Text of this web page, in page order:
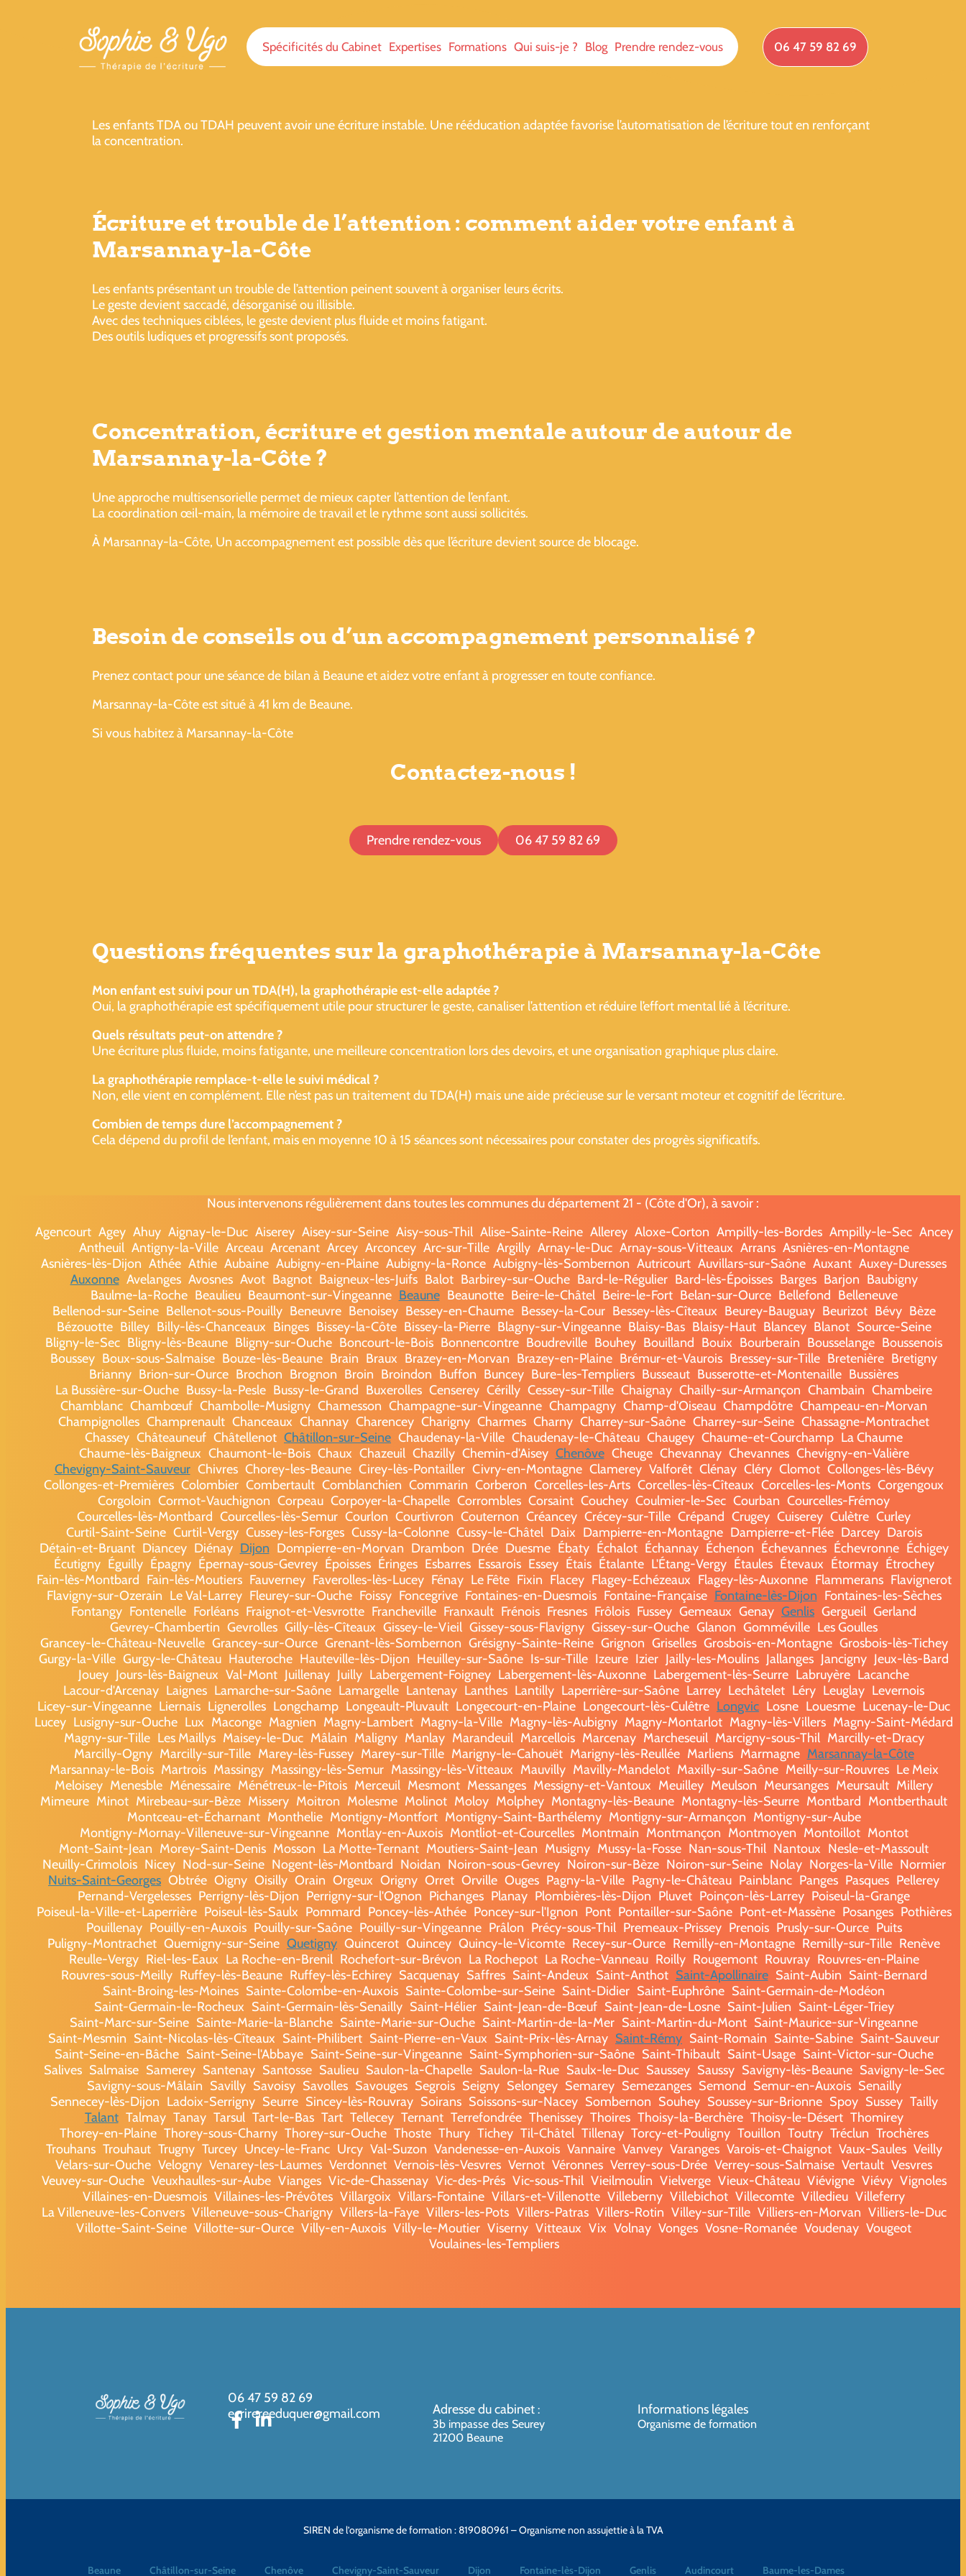
Spécificités du Cabinet Expertises Formations Qui suis-je ? Blog Prendre rendez-vous 06 47 59 82 69
Les enfants TDA ou TDAH peuvent avoir une écriture instable. Une rééducation adaptée favorise l’automatisation de l’écriture tout en renforçant
la concentration.
Écriture et trouble de l’attention : comment aider votre enfant à
Marsannay-la-Côte
Les enfants présentant un trouble de l’attention peinent souvent à organiser leurs écrits.
Le geste devient saccadé, désorganisé ou illisible.
Avec des techniques ciblées, le geste devient plus fluide et moins fatigant.
Des outils ludiques et progressifs sont proposés.
Concentration, écriture et gestion mentale autour de autour de
Marsannay-la-Côte ?
Une approche multisensorielle permet de mieux capter l’attention de l’enfant.
La coordination œil-main, la mémoire de travail et le rythme sont aussi sollicités.
À Marsannay-la-Côte, Un accompagnement est possible dès que l’écriture devient source de blocage.
Besoin de conseils ou d’un accompagnement personnalisé ?
Prenez contact pour une séance de bilan à Beaune et aidez votre enfant à progresser en toute confiance.
Marsannay-la-Côte est situé à 41 km de Beaune.
Si vous habitez à Marsannay-la-Côte
Contactez-nous !
Prendre rendez-vous 06 47 59 82 69
Questions fréquentes sur la graphothérapie à Marsannay-la-Côte
Mon enfant est suivi pour un TDA(H), la graphothérapie est-elle adaptée ?
Oui, la graphothérapie est spécifiquement utile pour structurer le geste, canaliser l’attention et réduire l’effort mental lié à l’écriture.
Quels résultats peut-on attendre ?
Une écriture plus fluide, moins fatigante, une meilleure concentration lors des devoirs, et une organisation graphique plus claire.
La graphothérapie remplace-t-elle le suivi médical ?
Non, elle vient en complément. Elle n’est pas un traitement du TDA(H) mais une aide précieuse sur le versant moteur et cognitif de l’écriture.
Combien de temps dure l’accompagnement ?
Cela dépend du profil de l’enfant, mais en moyenne 10 à 15 séances sont nécessaires pour constater des progrès significatifs.
Nous intervenons régulièrement dans toutes les communes du département 21 - (Côte d'Or), à savoir :
Agencourt Agey Ahuy Aignay-le-Duc Aiserey Aisey-sur-Seine Aisy-sous-Thil Alise-Sainte-Reine Allerey Aloxe-Corton Ampilly-les-Bordes Ampilly-le-Sec Ancey
Antheuil Antigny-la-Ville Arceau Arcenant Arcey Arconcey Arc-sur-Tille Argilly Arnay-le-Duc Arnay-sous-Vitteaux Arrans Asnières-en-Montagne
Asnières-lès-Dijon Athée Athie Aubaine Aubigny-en-Plaine Aubigny-la-Ronce Aubigny-lès-Sombernon Autricourt Auvillars-sur-Saône Auxant Auxey-Duresses
Auxonne Avelanges Avosnes Avot Bagnot Baigneux-les-Juifs Balot Barbirey-sur-Ouche Bard-le-Régulier Bard-lès-Époisses Barges Barjon Baubigny
Baulme-la-Roche Beaulieu Beaumont-sur-Vingeanne Beaune Beaunotte Beire-le-Châtel Beire-le-Fort Belan-sur-Ource Bellefond Belleneuve
Bellenod-sur-Seine Bellenot-sous-Pouilly Beneuvre Benoisey Bessey-en-Chaume Bessey-la-Cour Bessey-lès-Cîteaux Beurey-Bauguay Beurizot Bévy Bèze
Bézouotte Billey Billy-lès-Chanceaux Binges Bissey-la-Côte Bissey-la-Pierre Blagny-sur-Vingeanne Blaisy-Bas Blaisy-Haut Blancey Blanot Source-Seine
Bligny-le-Sec Bligny-lès-Beaune Bligny-sur-Ouche Boncourt-le-Bois Bonnencontre Boudreville Bouhey Bouilland Bouix Bourberain Bousselange Boussenois
Boussey Boux-sous-Salmaise Bouze-lès-Beaune Brain Braux Brazey-en-Morvan Brazey-en-Plaine Brémur-et-Vaurois Bressey-sur-Tille Bretenière Bretigny
Brianny Brion-sur-Ource Brochon Brognon Broin Broindon Buffon Buncey Bure-les-Templiers Busseaut Busserotte-et-Montenaille Bussières
La Bussière-sur-Ouche Bussy-la-Pesle Bussy-le-Grand Buxerolles Censerey Cérilly Cessey-sur-Tille Chaignay Chailly-sur-Armançon Chambain Chambeire
Chamblanc Chambœuf Chambolle-Musigny Chamesson Champagne-sur-Vingeanne Champagny Champ-d'Oiseau Champdôtre Champeau-en-Morvan
Champignolles Champrenault Chanceaux Channay Charencey Charigny Charmes Charny Charrey-sur-Saône Charrey-sur-Seine Chassagne-Montrachet
Chassey Châteauneuf Châtellenot Châtillon-sur-Seine Chaudenay-la-Ville Chaudenay-le-Château Chaugey Chaume-et-Courchamp La Chaume
Chaume-lès-Baigneux Chaumont-le-Bois Chaux Chazeuil Chazilly Chemin-d'Aisey Chenôve Cheuge Chevannay Chevannes Chevigny-en-Valière
Chevigny-Saint-Sauveur Chivres Chorey-les-Beaune Cirey-lès-Pontailler Civry-en-Montagne Clamerey Valforêt Clénay Cléry Clomot Collonges-lès-Bévy
Collonges-et-Premières Colombier Combertault Comblanchien Commarin Corberon Corcelles-les-Arts Corcelles-lès-Cîteaux Corcelles-les-Monts Corgengoux
Corgoloin Cormot-Vauchignon Corpeau Corpoyer-la-Chapelle Corrombles Corsaint Couchey Coulmier-le-Sec Courban Courcelles-Frémoy
Courcelles-lès-Montbard Courcelles-lès-Semur Courlon Courtivron Couternon Créancey Crécey-sur-Tille Crépand Crugey Cuiserey Culètre Curley
Curtil-Saint-Seine Curtil-Vergy Cussey-les-Forges Cussy-la-Colonne Cussy-le-Châtel Daix Dampierre-en-Montagne Dampierre-et-Flée Darcey Darois
Détain-et-Bruant Diancey Diénay Dijon Dompierre-en-Morvan Drambon Drée Duesme Ébaty Échalot Échannay Échenon Échevannes Échevronne Échigey
Écutigny Éguilly Épagny Épernay-sous-Gevrey Époisses Éringes Esbarres Essarois Essey Étais Étalante L'Étang-Vergy Étaules Étevaux Étormay Étrochey
Fain-lès-Montbard Fain-lès-Moutiers Fauverney Faverolles-lès-Lucey Fénay Le Fête Fixin Flacey Flagey-Echézeaux Flagey-lès-Auxonne Flammerans Flavignerot
Flavigny-sur-Ozerain Le Val-Larrey Fleurey-sur-Ouche Foissy Foncegrive Fontaines-en-Duesmois Fontaine-Française Fontaine-lès-Dijon Fontaines-les-Sèches
Fontangy Fontenelle Forléans Fraignot-et-Vesvrotte Francheville Franxault Frénois Fresnes Frôlois Fussey Gemeaux Genay Genlis Gergueil Gerland
Gevrey-Chambertin Gevrolles Gilly-lès-Cîteaux Gissey-le-Vieil Gissey-sous-Flavigny Gissey-sur-Ouche Glanon Gomméville Les Goulles
Grancey-le-Château-Neuvelle Grancey-sur-Ource Grenant-lès-Sombernon Grésigny-Sainte-Reine Grignon Griselles Grosbois-en-Montagne Grosbois-lès-Tichey
Gurgy-la-Ville Gurgy-le-Château Hauteroche Hauteville-lès-Dijon Heuilley-sur-Saône Is-sur-Tille Izeure Izier Jailly-les-Moulins Jallanges Jancigny Jeux-lès-Bard
Jouey Jours-lès-Baigneux Val-Mont Juillenay Juilly Labergement-Foigney Labergement-lès-Auxonne Labergement-lès-Seurre Labruyère Lacanche
Lacour-d'Arcenay Laignes Lamarche-sur-Saône Lamargelle Lantenay Lanthes Lantilly Laperrière-sur-Saône Larrey Lechâtelet Léry Leuglay Levernois
Licey-sur-Vingeanne Liernais Lignerolles Longchamp Longeault-Pluvault Longecourt-en-Plaine Longecourt-lès-Culêtre Longvic Losne Louesme Lucenay-le-Duc
Lucey Lusigny-sur-Ouche Lux Maconge Magnien Magny-Lambert Magny-la-Ville Magny-lès-Aubigny Magny-Montarlot Magny-lès-Villers Magny-Saint-Médard
Magny-sur-Tille Les Maillys Maisey-le-Duc Mâlain Maligny Manlay Marandeuil Marcellois Marcenay Marcheseuil Marcigny-sous-Thil Marcilly-et-Dracy
Marcilly-Ogny Marcilly-sur-Tille Marey-lès-Fussey Marey-sur-Tille Marigny-le-Cahouët Marigny-lès-Reullée Marliens Marmagne Marsannay-la-Côte
Marsannay-le-Bois Martrois Massingy Massingy-lès-Semur Massingy-lès-Vitteaux Mauvilly Mavilly-Mandelot Maxilly-sur-Saône Meilly-sur-Rouvres Le Meix
Meloisey Menesble Ménessaire Ménétreux-le-Pitois Merceuil Mesmont Messanges Messigny-et-Vantoux Meuilley Meulson Meursanges Meursault Millery
Mimeure Minot Mirebeau-sur-Bèze Missery Moitron Molesme Molinot Moloy Molphey Montagny-lès-Beaune Montagny-lès-Seurre Montbard Montberthault
Montceau-et-Écharnant Monthelie Montigny-Montfort Montigny-Saint-Barthélemy Montigny-sur-Armançon Montigny-sur-Aube
Montigny-Mornay-Villeneuve-sur-Vingeanne Montlay-en-Auxois Montliot-et-Courcelles Montmain Montmançon Montmoyen Montoillot Montot
Mont-Saint-Jean Morey-Saint-Denis Mosson La Motte-Ternant Moutiers-Saint-Jean Musigny Mussy-la-Fosse Nan-sous-Thil Nantoux Nesle-et-Massoult
Neuilly-Crimolois Nicey Nod-sur-Seine Nogent-lès-Montbard Noidan Noiron-sous-Gevrey Noiron-sur-Bèze Noiron-sur-Seine Nolay Norges-la-Ville Normier
Nuits-Saint-Georges Obtrée Oigny Oisilly Orain Orgeux Origny Orret Orville Ouges Pagny-la-Ville Pagny-le-Château Painblanc Panges Pasques Pellerey
Pernand-Vergelesses Perrigny-lès-Dijon Perrigny-sur-l'Ognon Pichanges Planay Plombières-lès-Dijon Pluvet Poinçon-lès-Larrey Poiseul-la-Grange
Poiseul-la-Ville-et-Laperrière Poiseul-lès-Saulx Pommard Poncey-lès-Athée Poncey-sur-l'Ignon Pont Pontailler-sur-Saône Pont-et-Massène Posanges Pothières
Pouillenay Pouilly-en-Auxois Pouilly-sur-Saône Pouilly-sur-Vingeanne Prâlon Précy-sous-Thil Premeaux-Prissey Prenois Prusly-sur-Ource Puits
Puligny-Montrachet Quemigny-sur-Seine Quetigny Quincerot Quincey Quincy-le-Vicomte Recey-sur-Ource Remilly-en-Montagne Remilly-sur-Tille Renève
Reulle-Vergy Riel-les-Eaux La Roche-en-Brenil Rochefort-sur-Brévon La Rochepot La Roche-Vanneau Roilly Rougemont Rouvray Rouvres-en-Plaine
Rouvres-sous-Meilly Ruffey-lès-Beaune Ruffey-lès-Echirey Sacquenay Saffres Saint-Andeux Saint-Anthot Saint-Apollinaire Saint-Aubin Saint-Bernard
Saint-Broing-les-Moines Sainte-Colombe-en-Auxois Sainte-Colombe-sur-Seine Saint-Didier Saint-Euphrône Saint-Germain-de-Modéon
Saint-Germain-le-Rocheux Saint-Germain-lès-Senailly Saint-Hélier Saint-Jean-de-Bœuf Saint-Jean-de-Losne Saint-Julien Saint-Léger-Triey
Saint-Marc-sur-Seine Sainte-Marie-la-Blanche Sainte-Marie-sur-Ouche Saint-Martin-de-la-Mer Saint-Martin-du-Mont Saint-Maurice-sur-Vingeanne
Saint-Mesmin Saint-Nicolas-lès-Cîteaux Saint-Philibert Saint-Pierre-en-Vaux Saint-Prix-lès-Arnay Saint-Rémy Saint-Romain Sainte-Sabine Saint-Sauveur
Saint-Seine-en-Bâche Saint-Seine-l'Abbaye Saint-Seine-sur-Vingeanne Saint-Symphorien-sur-Saône Saint-Thibault Saint-Usage Saint-Victor-sur-Ouche
Salives Salmaise Samerey Santenay Santosse Saulieu Saulon-la-Chapelle Saulon-la-Rue Saulx-le-Duc Saussey Saussy Savigny-lès-Beaune Savigny-le-Sec
Savigny-sous-Mâlain Savilly Savoisy Savolles Savouges Segrois Seigny Selongey Semarey Semezanges Semond Semur-en-Auxois Senailly
Sennecey-lès-Dijon Ladoix-Serrigny Seurre Sincey-lès-Rouvray Soirans Soissons-sur-Nacey Sombernon Souhey Soussey-sur-Brionne Spoy Sussey Tailly
Talant Talmay Tanay Tarsul Tart-le-Bas Tart Tellecey Ternant Terrefondrée Thenissey Thoires Thoisy-la-Berchère Thoisy-le-Désert Thomirey
Thorey-en-Plaine Thorey-sous-Charny Thorey-sur-Ouche Thoste Thury Tichey Til-Châtel Tillenay Torcy-et-Pouligny Touillon Toutry Tréclun Trochères
Trouhans Trouhaut Trugny Turcey Uncey-le-Franc Urcy Val-Suzon Vandenesse-en-Auxois Vannaire Vanvey Varanges Varois-et-Chaignot Vaux-Saules Veilly
Velars-sur-Ouche Velogny Venarey-les-Laumes Verdonnet Vernois-lès-Vesvres Vernot Véronnes Verrey-sous-Drée Verrey-sous-Salmaise Vertault Vesvres
Veuvey-sur-Ouche Veuxhaulles-sur-Aube Vianges Vic-de-Chassenay Vic-des-Prés Vic-sous-Thil Vieilmoulin Vielverge Vieux-Château Viévigne Viévy Vignoles
Villaines-en-Duesmois Villaines-les-Prévôtes Villargoix Villars-Fontaine Villars-et-Villenotte Villeberny Villebichot Villecomte Villedieu Villeferry
La Villeneuve-les-Convers Villeneuve-sous-Charigny Villers-la-Faye Villers-les-Pots Villers-Patras Villers-Rotin Villey-sur-Tille Villiers-en-Morvan Villiers-le-Duc
Villotte-Saint-Seine Villotte-sur-Ource Villy-en-Auxois Villy-le-Moutier Viserny Vitteaux Vix Volnay Vonges Vosne-Romanée Voudenay Vougeot
Voulaines-les-Templiers
06 47 59 82 69
ecrirereeduquer@gmail.com
Adresse du cabinet:
3b impasse des Seurey
21200 Beaune
Informations légales
Organisme de formation
SIREN de l’organisme de formation : 819080961 – Organisme non assujettie à la TVA
Beaune Châtillon-sur-Seine Chenôve Chevigny-Saint-Sauveur Dijon Fontaine-lès-Dijon Genlis Audincourt Baume-les-Dames